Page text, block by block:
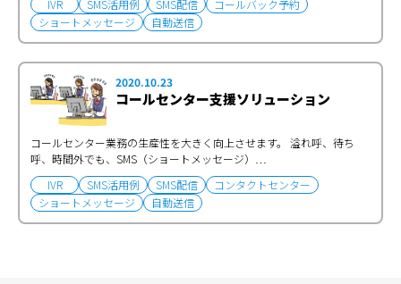
IVR
SMS活用例 SMS配信
コールバック予約
ショートメッセージ
自動送信
2020.10.23
コールセンター支援ソリューション
コールセンター業務の生産性を大きく向上させます。 溢れ呼、待ち
呼、時間外でも、SMS（ショートメッセージ）…
IVR
SMS活用例 SMS配信
コンタクトセンター
ショートメッセージ
自動送信